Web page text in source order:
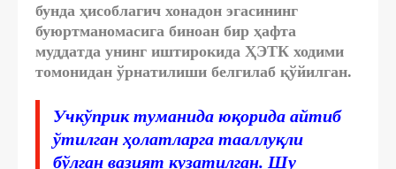
бунда ҳисоблагич хонадон эгасининг
буюртманомасига биноан бир ҳафта
муддатда унинг иштирокида ҲЭТК ходими
томонидан ўрнатилиши белгилаб қўйилган.
Учкўприк туманида юқорида айтиб
ўтилган ҳолатларга тааллуқли
бўлган вазият кузатилган. Шу